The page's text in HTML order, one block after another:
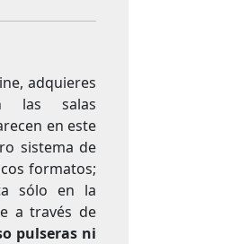
adquieres
las salas
en este
sistema de
formatos;
sólo en la
a través de
pulseras ni